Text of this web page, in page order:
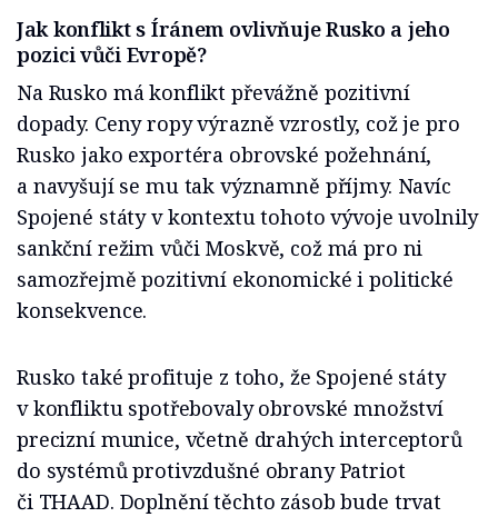
Jak konflikt s Íránem ovlivňuje Rusko a jeho
pozici vůči Evropě?
Na Rusko má konflikt převážně pozitivní
dopady. Ceny ropy výrazně vzrostly, což je pro
Rusko jako exportéra obrovské požehnání,
a navyšují se mu tak významně příjmy. Navíc
Spojené státy v kontextu tohoto vývoje uvolnily
sankční režim vůči Moskvě, což má pro ni
samozřejmě pozitivní ekonomické i politické
konsekvence.
Rusko také profituje z toho, že Spojené státy
v konfliktu spotřebovaly obrovské množství
precizní munice, včetně drahých interceptorů
do systémů protivzdušné obrany Patriot
či THAAD. Doplnění těchto zásob bude trvat